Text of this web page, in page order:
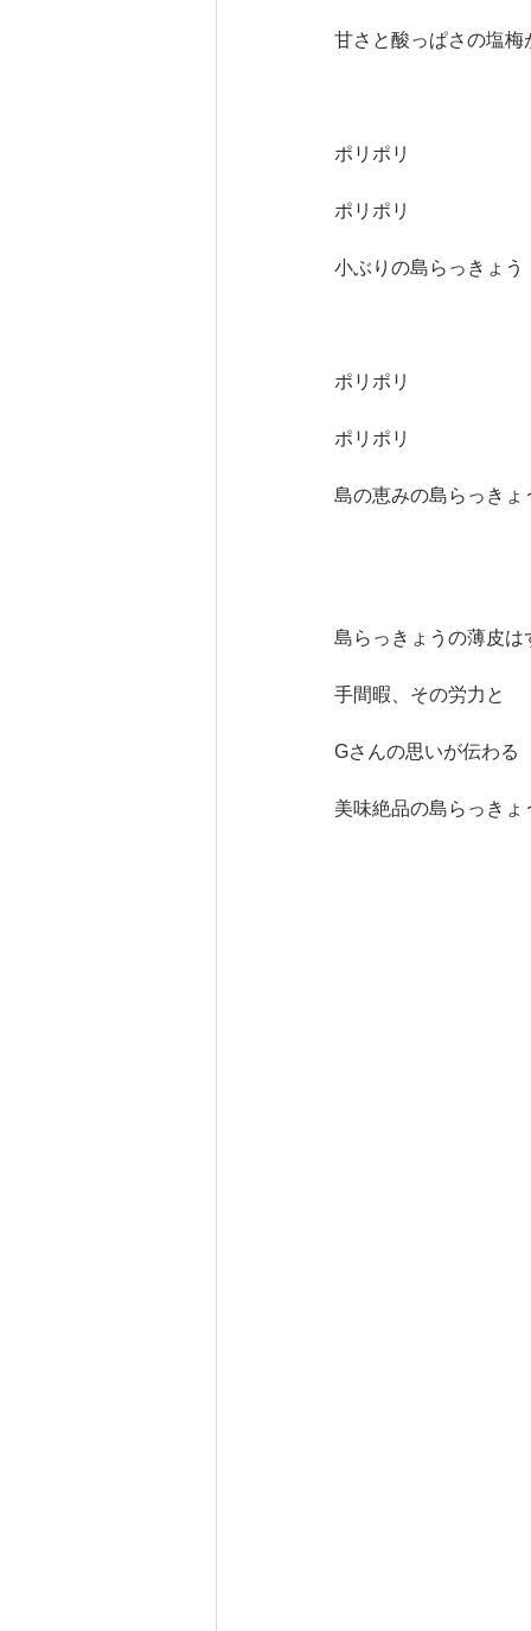
甘さと酸っぱさの塩梅
ポリポリ
ポリポリ
小ぶりの島らっきょう
ポリポリ
ポリポリ
島の恵みの島らっきょ
島らっきょうの薄皮は
手間暇、その労力と
Gさんの思いが伝わる
美味絶品の島らっきょ